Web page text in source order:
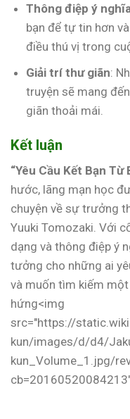
Thông điệp ý
bạn để tự tin hơn
điều thú vị trong
Giải trí thư giãn:
truyện sẽ mang
giãn thoải mái.
Kết luận
“Yêu Cầu Kết Bạn Từ
hước, lãng mạn học
chuyện về sự trưởng
Yuuki Tomozaki. Với
dạng và thông điệp ý
tưởng cho những ai
và muốn tìm kiếm
hứng<img
src="https://
kun/images/d/d4/
kun_Volume_1.jpg/